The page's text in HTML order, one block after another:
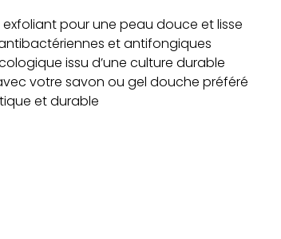
exfoliant pour une peau douce et lisse
et antifongiques
issu d’une culture durable
votre savon ou gel douche préféré
et durable